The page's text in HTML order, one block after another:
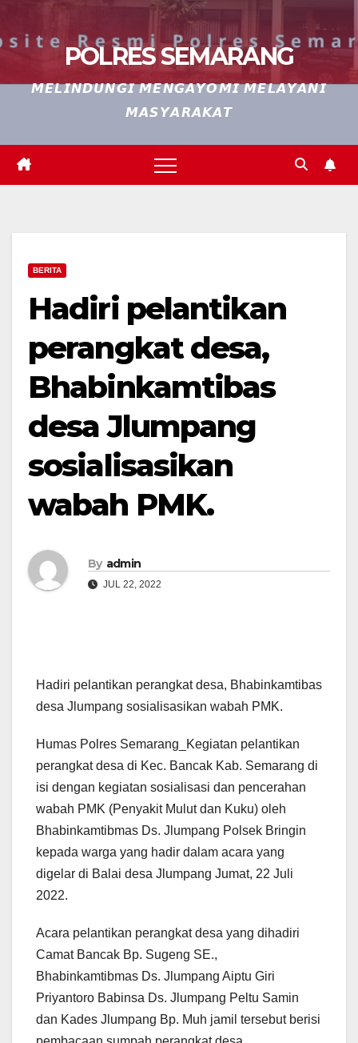
POLRES SEMARANG
𝙈𝙀𝙇𝙄𝙉𝘿𝙐𝙉𝙂𝙄 𝙈𝙀𝙉𝙂𝘼𝙔𝙊𝙈𝙄 𝙈𝙀𝙇𝘼𝙔𝘼𝙉𝙄
𝙈𝘼𝙎𝙔𝘼𝙍𝘼𝙆𝘼𝙏
BERITA
Hadiri pelantikan
perangkat desa,
Bhabinkamtibas
desa Jlumpang
sosialisasikan
wabah PMK.
By admin
JUL 22, 2022
Hadiri pelantikan perangkat desa, Bhabinkamtibas
desa Jlumpang sosialisasikan wabah PMK.
Humas Polres Semarang_Kegiatan pelantikan
perangkat desa di Kec. Bancak Kab. Semarang di
isi dengan kegiatan sosialisasi dan pencerahan
wabah PMK (Penyakit Mulut dan Kuku) oleh
Bhabinkamtibmas Ds. Jlumpang Polsek Bringin
kepada warga yang hadir dalam acara yang
digelar di Balai desa Jlumpang Jumat, 22 Juli
2022.
Acara pelantikan perangkat desa yang dihadiri
Camat Bancak Bp. Sugeng SE.,
Bhabinkamtibmas Ds. Jlumpang Aiptu Giri
Priyantoro Babinsa Ds. Jlumpang Peltu Samin
dan Kades Jlumpang Bp. Muh jamil tersebut berisi